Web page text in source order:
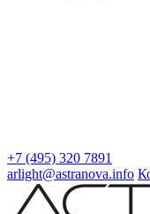
+7 (495) 320 7891
arlight@astranova.info